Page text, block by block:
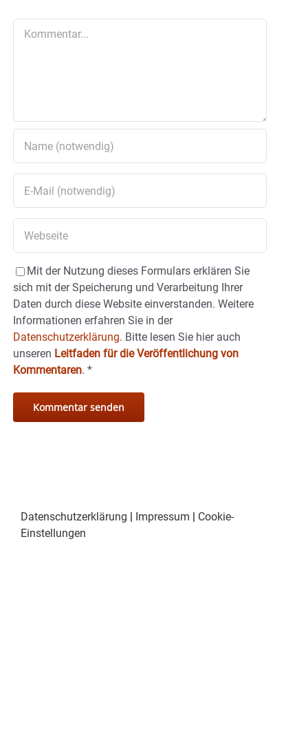
Mit der Nutzung dieses Formulars erklären Sie
sich mit der Speicherung und Verarbeitung Ihrer
Daten durch diese Website einverstanden. Weitere
Informationen erfahren Sie in der
Datenschutzerklärung. Bitte lesen Sie hier auch
unseren Leitfaden für die Veröffentlichung von
Kommentaren. *
Datenschutzerklärung Impressum
Cookie-
Einstellungen